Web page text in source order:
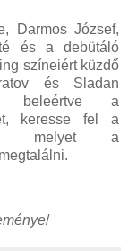
Darmos József,
és a debütáló
színeiért küzdő
és Sladan
beleértve a
keresse fel a
melyet a
/